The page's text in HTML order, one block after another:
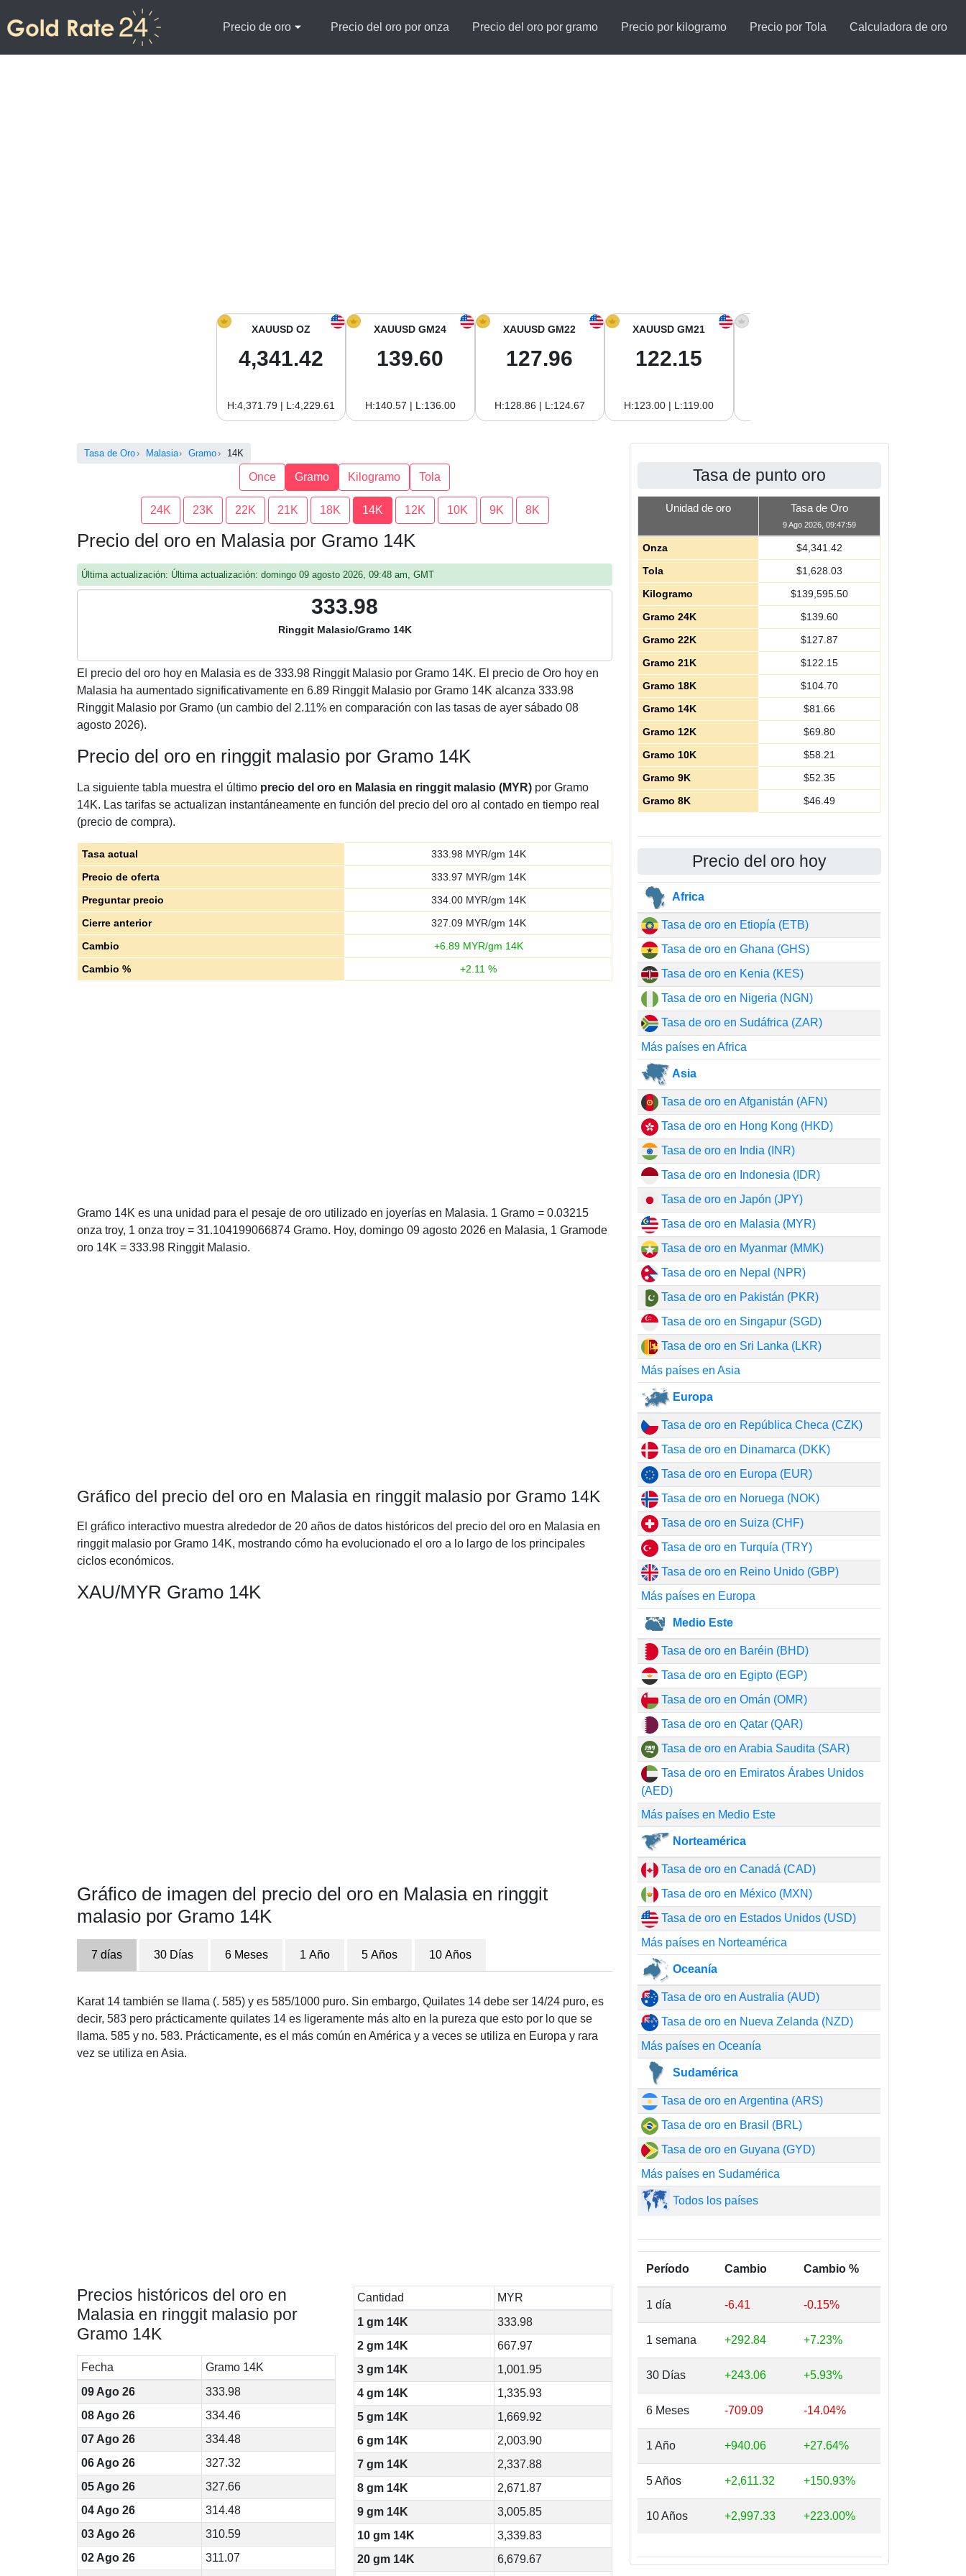
Precio de oro Precio del oro por onza Precio del oro por gramo Precio por kilogramo Precio por Tola Calculadora de oro
XAUUSD OZ
4,341.42
H:4,371.79 | L:4,229.61
XAUUSD GM24
139.60
H:140.57 | L:136.00
XAUUSD GM22
127.96
H:128.86 | L:124.67
XAUUSD GM21
122.15
H:123.00 | L:119.00
Tasa de Oro Malasia Gramo 14K
Once Gramo Kilogramo Tola
24K 23K 22K 21K 18K 14K 12K 10K 9K 8K
Precio del oro en Malasia por Gramo 14K
Última actualización: Última actualización: domingo 09 agosto 2026, 09:48 am, GMT
333.98
Ringgit Malasio/Gramo 14K
El precio del oro hoy en Malasia es de 333.98 Ringgit Malasio por Gramo 14K. El precio de Oro hoy en
Malasia ha aumentado significativamente en 6.89 Ringgit Malasio por Gramo 14K alcanza 333.98
Ringgit Malasio por Gramo (un cambio del 2.11% en comparación con las tasas de ayer sábado 08
agosto 2026).
Precio del oro en ringgit malasio por Gramo 14K
La siguiente tabla muestra el último precio del oro en Malasia en ringgit malasio (MYR) por Gramo
14K. Las tarifas se actualizan instantáneamente en función del precio del oro al contado en tiempo real
(precio de compra).
Tasa actual 333.98 MYR/gm 14K
Precio de oferta
333.97 MYR/gm 14K
Preguntar precio
334.00MYR/gm 14K
Cierre anterior
327.09MYR/gm 14K
Cambio
+6.89MYR/gm 14K
Cambio %
+2.11 %
Gramo 14K es una unidad para el pesaje de oro utilizado en joyerías en Malasia. 1 Gramo = 0.03215
onza troy, 1 onza troy = 31.104199066874 Gramo. Hoy, domingo 09 agosto 2026 en Malasia, 1 Gramode
oro 14K = 333.98 Ringgit Malasio.
Gráfico del precio del oro en Malasia en ringgit malasio por Gramo 14K
El gráfico interactivo muestra alrededor de 20 años de datos históricos del precio del oro en Malasia en
ringgit malasio por Gramo 14K, mostrando cómo ha evolucionado el oro a lo largo de los principales
ciclos económicos.
XAU/MYR Gramo 14K
Gráfico de imagen del precio del oro en Malasia en ringgit
malasio por Gramo 14K
7 días 30 Días 6 Meses 1 Año 5 Años 10 Años
Karat 14 también se llama (. 585) y es 585/1000 puro. Sin embargo, Quilates 14 debe ser 14/24 puro, es
decir, 583 pero prácticamente quilates 14 es ligeramente más alto en la pureza que esto por lo que se
llama. 585 y no. 583. Prácticamente, es el más común en América y a veces se utiliza en Europa y rara
vez se utiliza en Asia.
Precios históricos del oro en
Malasia en ringgit malasio por
Gramo 14K
Fecha
Gramo 14K
09 Ago 26
333.98
08 Ago 26
334.46
07 Ago 26
334.48
06 Ago 26
327.32
05 Ago 26
327.66
04 Ago 26
314.48
03 Ago 26
310.59
02 Ago 26
311.07
Cantidad
MYR
1 gm 14K
333.98
2 gm 14K
667.97
3 gm 14K
1,001.95
4 gm 14K
1,335.93
5 gm 14K
1,669.92
6 gm 14K
2,003.90
7 gm 14K
2,337.88
8 gm 14K
2,671.87
9 gm 14K
3,005.85
10 gm 14K
3,339.83
20 gm 14K
6,679.67
Tasa de punto oro
Unidad de oro Tasa de Oro
9 Ago 2026, 09:47:59
Onza $4,341.42
Tola
$1,628.03
Kilogramo
$139,595.50
Gramo 24K
$139.60
Gramo 22K
$127.87
Gramo 21K
$122.15
Gramo 18K
$104.70
Gramo 14K
$81.66
Gramo 12K
$69.80
Gramo 10K
$58.21
Gramo 9K
$52.35
Gramo 8K
$46.49
Precio del oro hoy
Africa
Tasa de oro en Etiopía (ETB)
Tasa de oro en Ghana (GHS)
Tasa de oro en Kenia (KES)
Tasa de oro en Nigeria (NGN)
Tasa de oro en Sudáfrica (ZAR)
Más países en Africa
Asia
Tasa de oro en Afganistán (AFN)
Tasa de oro en Hong Kong (HKD)
Tasa de oro en India (INR)
Tasa de oro en Indonesia (IDR)
Tasa de oro en Japón (JPY)
Tasa de oro en Malasia (MYR)
Tasa de oro en Myanmar (MMK)
Tasa de oro en Nepal (NPR)
Tasa de oro en Pakistán (PKR)
Tasa de oro en Singapur (SGD)
Tasa de oro en Sri Lanka (LKR)
Más países en Asia
Europa
Tasa de oro en República Checa (CZK)
Tasa de oro en Dinamarca (DKK)
Tasa de oro en Europa (EUR)
Tasa de oro en Noruega (NOK)
Tasa de oro en Suiza (CHF)
Tasa de oro en Turquía (TRY)
Tasa de oro en Reino Unido (GBP)
Más países en Europa
Medio Este
Tasa de oro en Baréin (BHD)
Tasa de oro en Egipto (EGP)
Tasa de oro en Omán (OMR)
Tasa de oro en Qatar (QAR)
Tasa de oro en Arabia Saudita (SAR)
Tasa de oro en Emiratos Árabes Unidos
(AED)
Más países en Medio Este
Norteamérica
Tasa de oro en Canadá (CAD)
Tasa de oro en México (MXN)
Tasa de oro en Estados Unidos (USD)
Más países en Norteamérica
Oceanía
Tasa de oro en Australia (AUD)
Tasa de oro en Nueva Zelanda (NZD)
Más países en Oceanía
Sudamérica
Tasa de oro en Argentina (ARS)
Tasa de oro en Brasil (BRL)
Tasa de oro en Guyana (GYD)
Más países en Sudamérica
Todos los países
Período Cambio Cambio %
1 día -6.41 -0.15%
1 semana +292.84 +7.23%
30 Días +243.06 +5.93%
6 Meses -709.09 -14.04%
1 Año +940.06 +27.64%
5 Años +2,611.32 +150.93%
10 Años +2,997.33 +223.00%